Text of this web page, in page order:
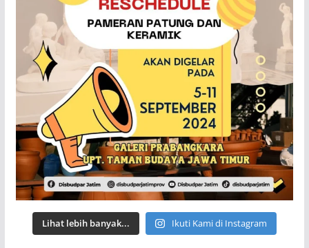
Lihat lebih banyak... Ikuti Kami di Instagram